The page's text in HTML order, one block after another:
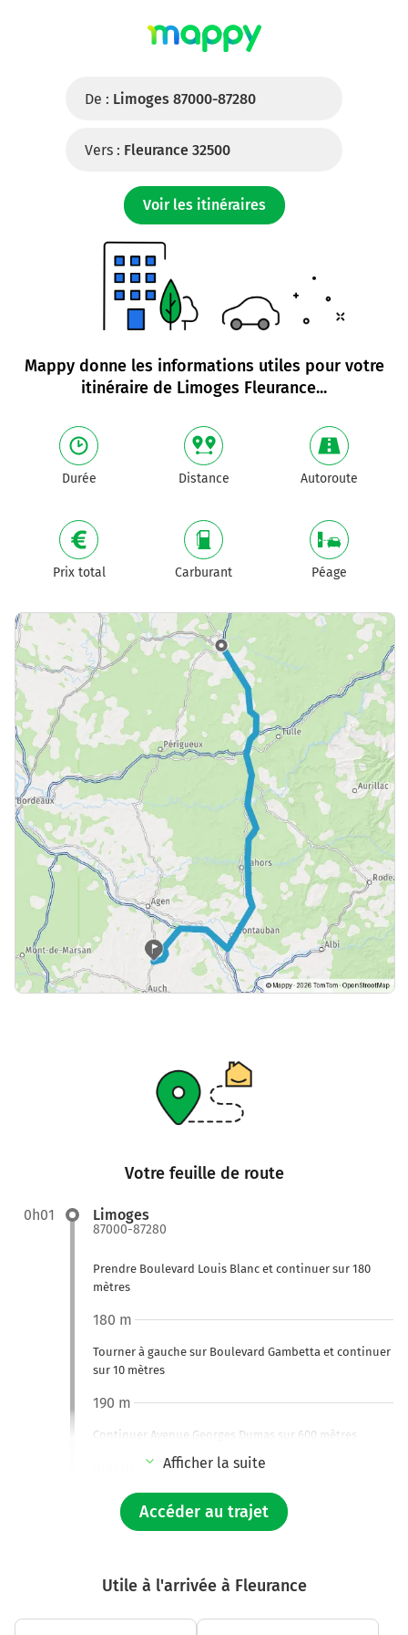
De : Limoges 87000-87280
Vers : Fleurance 32500
Voir les itinéraires
Mappy donne les informations utiles pour votre
itinéraire de Limoges Fleurance...
Durée Distance Autoroute
Prix total Carburant Péage
Votre feuille de route
0h01 Limoges
87000-87280
Prendre Boulevard Louis Blanc et continuer sur 180
mètres
Tourner à gauche sur Boulevard Gambetta et continuer
sur 10 mètres
180 m
Continuer Avenue Georges Dumas sur 600 mètres
190 m
Continuer Avenue du Pont Neuf sur 10 mètres
continuer sur 1,6 kilomètre
800 m
2,4 km
Afficher la suite
Accéder au trajet
Utile à l'arrivée à Fleurance